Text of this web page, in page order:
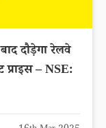
दौड़ेगा रेलवे
प्राइस – NSE: